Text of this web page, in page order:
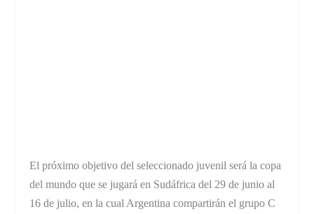
El próximo objetivo del seleccionado juvenil será la copa
del mundo que se jugará en Sudáfrica del 29 de junio al
16 de julio, en la cual Argentina compartirán el grupo C